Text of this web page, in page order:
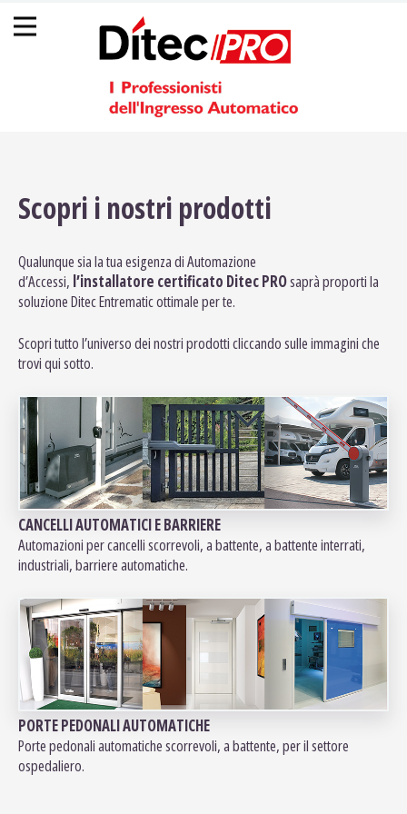
Jump
to
top
☰
Scopri i nostri prodotti
Qualunque sia la tua esigenza di Automazione
d’Accessi, l’installatore certificato Ditec PROsaprà proporti la
soluzione Ditec Entrematic ottimale per te.
Scopri tutto l’universo dei nostri prodotti cliccando sulle immagini che
trovi qui sotto.
CANCELLI AUTOMATICI E BARRIERE
Automazioni per cancelli scorrevoli, a battente, a battente interrati,
industriali, barriere automatiche.
PORTE PEDONALI AUTOMATICHE
Porte pedonali automatiche scorrevoli, a battente, per il settore
ospedaliero.